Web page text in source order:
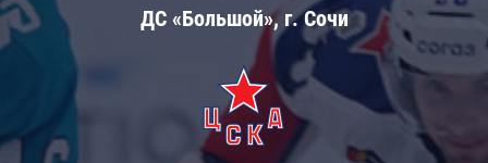
ДС «Большой», г. Сочи